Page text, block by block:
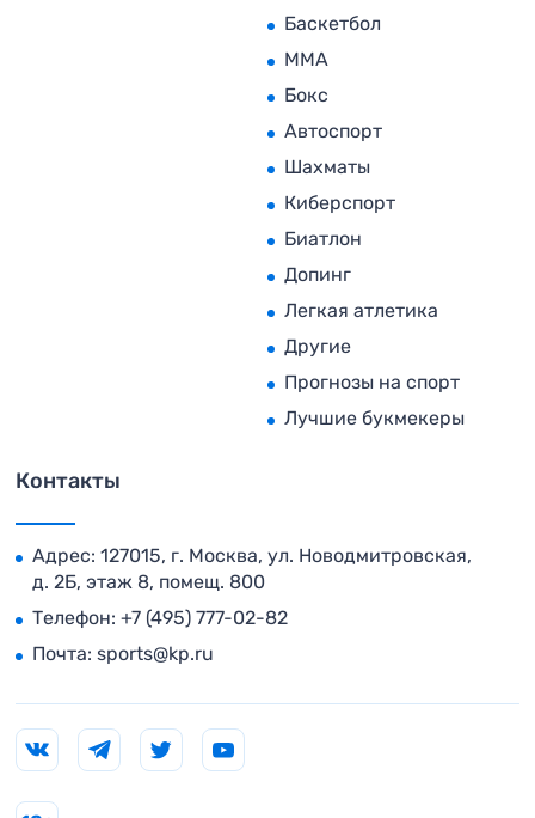
Баскетбол
MMA
Бокс
Автоспорт
Шахматы
Киберспорт
Биатлон
Допинг
Легкая атлетика
Другие
Прогнозы на спорт
Лучшие букмекеры
Контакты
Адрес: 127015, г. Москва, ул. Новодмитровская,
д. 2Б, этаж 8, помещ. 800
Телефон: +7 (495) 777-02-82
Почта: sports@kp.ru